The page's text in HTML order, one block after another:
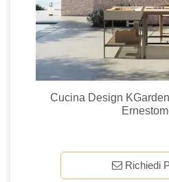
Cucina Design
Richiedi